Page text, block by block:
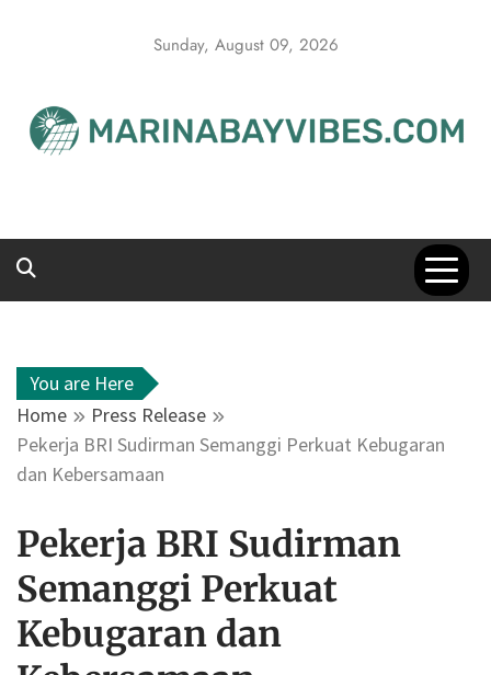
Sunday, August 09, 2026
You are Here
Home
Press Release
Pekerja BRI Sudirman Semanggi Perkuat Kebugaran
dan Kebersamaan
Pekerja BRI Sudirman
Semanggi Perkuat
Kebugaran dan